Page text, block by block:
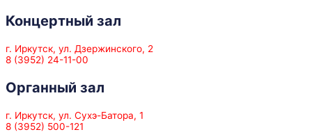
Концертный зал
г. Иркутск, ул. Дзержинского, 2
8 (3952) 24-11-00
Органный зал
г. Иркутск, ул. Сухэ-Батора, 1
8 (3952) 500-121